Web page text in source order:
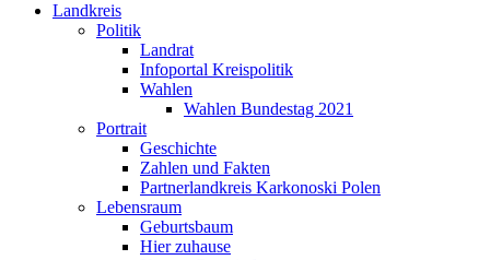
Landkreis
Politik
Landrat
Infoportal Kreispolitik
Wahlen
Wahlen Bundestag 2021
Portrait
Geschichte
Zahlen und Fakten
Partnerlandkreis Karkonoski Polen
Lebensraum
Geburtsbaum
Hier zuhause